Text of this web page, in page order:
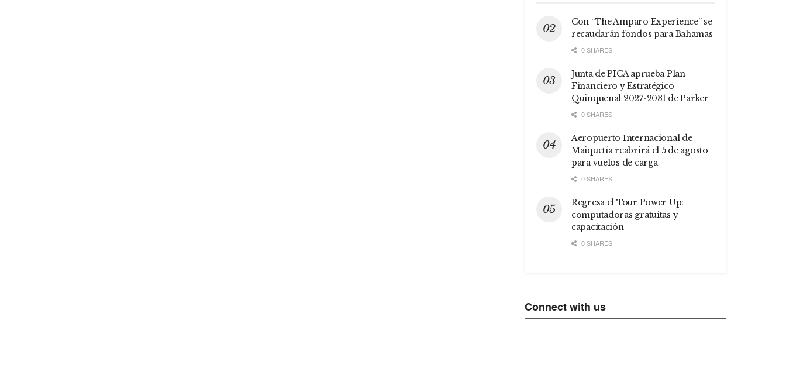
Con “The Amparo Experience” se
recaudarán fondos para Bahamas
0 SHARES
Junta de PICA aprueba Plan
Financiero y Estratégico
Quinquenal 2027-2031 de Parker
0 SHARES
Aeropuerto Internacional de
Maiquetía reabrirá el 5 de agosto
para vuelos de carga
0 SHARES
Regresa el Tour Power Up:
computadoras gratuitas y
capacitación
0 SHARES
Connect with us